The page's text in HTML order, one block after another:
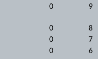
0 9
0
8
0
7
0
6